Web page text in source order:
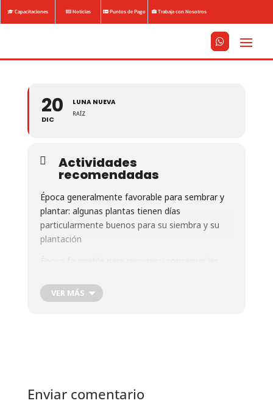
Capacitaciones Noticias Puntos de Pago Trabaja con Nosotros



20
DIC
LUNA NUEVA
RAÍZ
Actividades
recomendadas
Época generalmente favorable para sembrar y
plantar: algunas plantas tienen días
particularmente buenos para su siembra y su
plantación
. VER MÁS
Enviar comentario